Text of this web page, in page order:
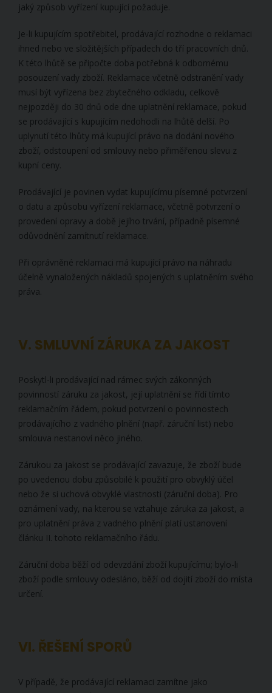
jaký způsob vyřízení kupující požaduje.
Je-li kupujícím spotřebitel, prodávající rozhodne o reklamaci
ihned nebo ve složitějších případech do tří pracovních dnů.
K této lhůtě se připočte doba potřebná k odbornému
posouzení vady zboží. Reklamace včetně odstranění vady
musí být vyřízena bez zbytečného odkladu, celkově
nejpozději do 30 dnů ode dne uplatnění reklamace, pokud
se prodávající s kupujícím nedohodli na lhůtě delší. Po
uplynutí této lhůty má kupující právo na dodání nového
zboží, odstoupení od smlouvy nebo přiměřenou slevu z
kupní ceny.
Prodávající je povinen vydat kupujícímu písemné potvrzení
o datu a způsobu vyřízení reklamace, včetně potvrzení o
provedení opravy a době jejího trvání, případně písemné
odůvodnění zamítnutí reklamace.
Při oprávněné reklamaci má kupující právo na náhradu
účelně vynaložených nákladů spojených s uplatněním svého
práva.
V. SMLUVNÍ ZÁRUKA ZA JAKOST
Poskytl-li prodávající nad rámec svých zákonných
povinností záruku za jakost, její uplatnění se řídí tímto
reklamačním řádem, pokud potvrzení o povinnostech
prodávajícího z vadného plnění (např. záruční list) nebo
smlouva nestanoví něco jiného.
Zárukou za jakost se prodávající zavazuje, že zboží bude
po uvedenou dobu způsobilé k použití pro obvyklý účel
nebo že si uchová obvyklé vlastnosti (záruční doba). Pro
oznámení vady, na kterou se vztahuje záruka za jakost, a
pro uplatnění práva z vadného plnění platí ustanovení
článku II. tohoto reklamačního řádu.
Záruční doba běží od odevzdání zboží kupujícímu; bylo-li
zboží podle smlouvy odesláno, běží od dojití zboží do místa
určení.
VI. ŘEŠENÍ SPORŮ
V případě, že prodávající reklamaci zamítne jako